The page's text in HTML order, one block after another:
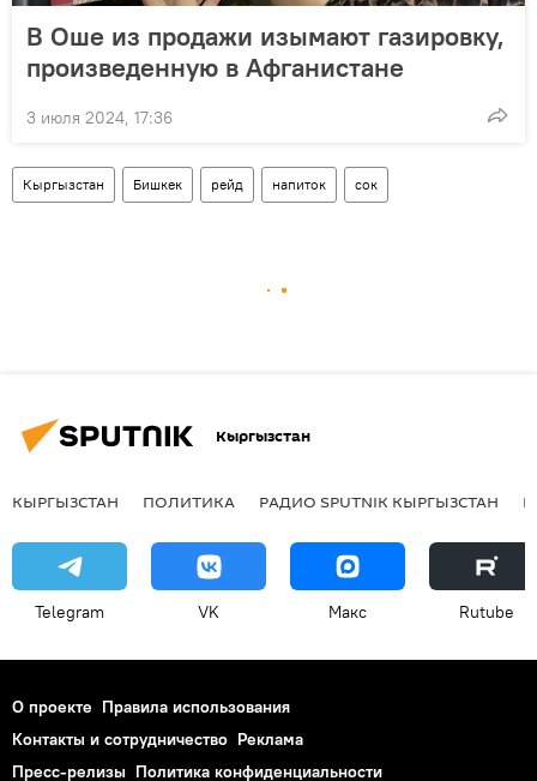
В Оше из продажи изымают газировку,
произведенную в Афганистане
3 июля 2024, 17:36
Кыргызстан Бишкек рейд напиток сок
Кыргызстан
КЫРГЫЗСТАН ПОЛИТИКА РАДИО SPUTNIK КЫРГЫЗСТАН
Telegram VK Макс Rutube
О проекте Правила использования
Контакты и сотрудничество Реклама
Пресс-релизы Политика конфиденциальности